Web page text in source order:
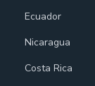
Ecuador
Nicaragua
Costa Rica